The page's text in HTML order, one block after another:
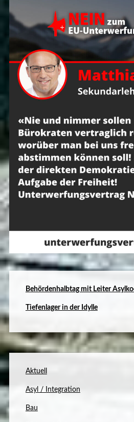
Behördenhalbtag mit Leiter
Tiefenlager in der Idylle
Aktuell
Asyl / Integration
Bau